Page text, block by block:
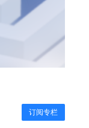
订阅专栏